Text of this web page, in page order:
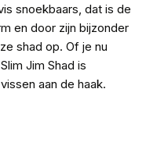
snoekbaars, dat is de
en door zijn bijzonder
shad op. Of je nu
Jim Shad is
aan de haak.